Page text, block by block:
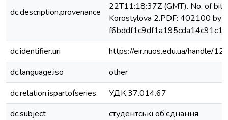
dc.description.provenance
22T11:18:37Z (GMT). No. of
Korostylova 2.PDF: 402100
dc.identifier.uri
https://eir.nuos.edu.ua/handle/
dc.language.iso
other
dc.relation.ispartofseries
УДК;37.014.67
dc.subject
студентські об’єднання